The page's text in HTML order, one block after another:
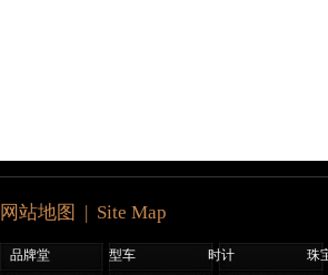
网站地图 | Site Map
品牌堂 型车 时计 珠